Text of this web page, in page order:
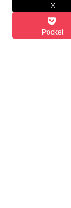
X
Pocket